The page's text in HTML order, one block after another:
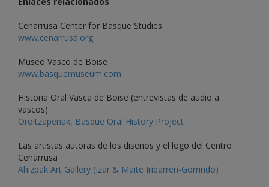
Cenarrusa Center for Basque Studies
www.cenarrusa.org
Museo Vasco de Boise
www.basquemuseum.com
Historia Oral Vasca de Boise (entrevistas de audio a
vascos)
Oroitzapenak, Basque Oral History Project
Las artistas autoras de los diseños y el logo del Centro
Cenarrusa
Ahizpak Art Gallery (Izar & Maite Iribarren-Gorrindo)